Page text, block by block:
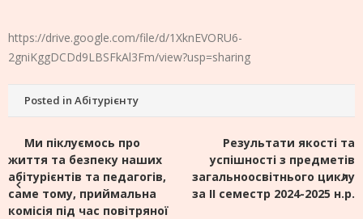
https://drive.google.com/file/d/1XknEVORU6-
2gniKggDCDd9LBSFkAl3Fm/view?usp=sharing
Posted in Абітурієнту
Навігація
записів
Ми піклуємось про
життя та безпеку наших
абітурієнтів та педагогів,
саме тому, приймальна
комісія під час повітряної
Результати якості та
успішності з предметів
загальноосвітнього циклу
за ІІ семестр 2024-2025 н.р.